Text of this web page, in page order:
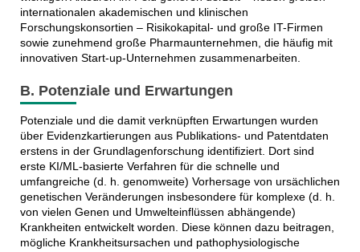
internationalen akademischen und klinischen
Forschungskonsortien – Risikokapital- und große IT-Firmen
sowie zunehmend große Pharmaunternehmen, die häufig mit
innovativen Start-up-Unternehmen zusammenarbeiten.
B. Potenziale und Erwartungen
Potenziale und die damit verknüpften Erwartungen wurden
über Evidenzkartierungen aus Publikations- und Patentdaten
erstens in der Grundlagenforschung identifiziert. Dort sind
erste KI/ML-basierte Verfahren für die schnelle und
umfangreiche (d. h. genomweite) Vorhersage von ursächlichen
genetischen Veränderungen insbesondere für komplexe (d. h.
von vielen Genen und Umwelteinflüssen abhängende)
Krankheiten entwickelt worden. Diese können dazu beitragen,
mögliche Krankheitsursachen und pathophysiologische